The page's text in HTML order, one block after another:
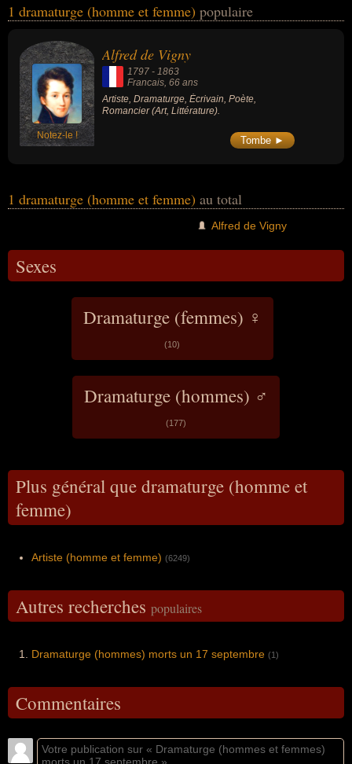
peuvent également avoir été artiste, écrivain, poète ou romancier.
peuvent avoir été francais par exemple.
1 dramaturge (homme et femme) populaire
Notez-le !
Alfred de Vigny
1797 - 1863
Francais, 66 ans
Artiste, Dramaturge, Écrivain, Poète,
Romancier (Art, Littérature).
Tombe ►
1 dramaturge (homme et femme) au total
Alfred de Vigny
Sexes
Dramaturge (femmes) ♀
(10)
Dramaturge (hommes) ♂
(177)
Plus général que dramaturge (homme et
femme)
Artiste (homme et femme) (6249)
Autres recherches populaires
Dramaturge (hommes) morts un 17 septembre (1)
Commentaires